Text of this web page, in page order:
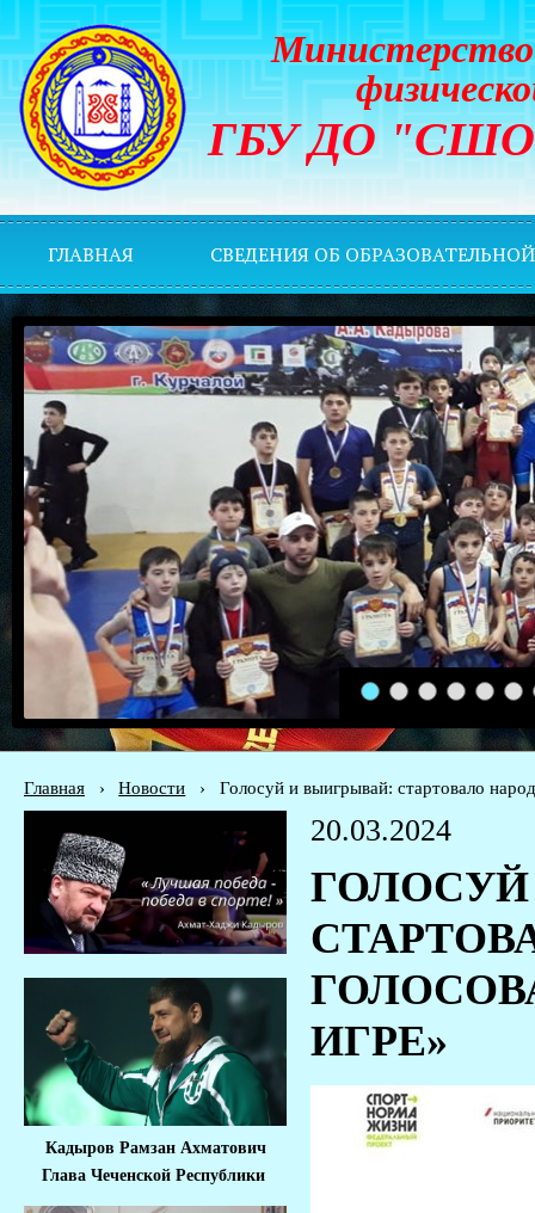
Министерство
ГБУ ДО "СШОР
ГЛАВНАЯ СВЕДЕНИЯ ОБ
1 2 3 4 5 6
Главная › Новости › Голосуй и выигрывай: стартовало
Кадыров Рамзан Ахматович
Глава Чеченской Республики
20.03.2024
ИГРЕ»